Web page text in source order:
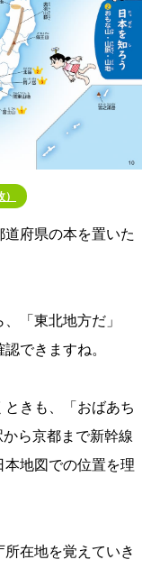
府県の本を置いた
「東北地方だ」
できますね。
きも、「おばあち
ら京都まで新幹線
地図での位置を理
在地を覚えていき